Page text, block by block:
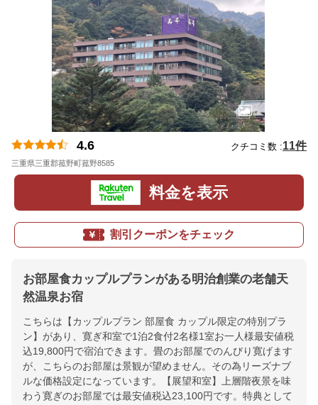
4.6 クチコミ数 :11件
三重県三重郡菰野町菰野8585
料金を表示
割引クーポンをチェック
お部屋食カップルプランがある明治創業の老舗天
然温泉お宿
こちらは【カップルプラン 部屋食 カップル限定の特別プラ
ン】があり、寛ぎ和室で1泊2食付2名様1室お一人様最安値税
込19,800円で宿泊できます。畳のお部屋でのんびり寛げます
が、こちらのお部屋は景観が望めません。その為リーズナブ
ルな価格設定になっています。【展望和室】上層階夜景を味
わう寛ぎのお部屋では最安値税込23,100円です。特典として